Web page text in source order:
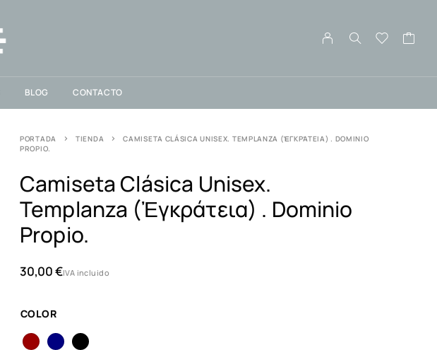
BLOG CONTACTO
PORTADA TIENDA
CAMISETA CLÁSICA UNISEX. TEMPLANZA (ἘΓΚΡΆΤΕΙΑ) . DOMINIO
PROPIO.
Camiseta Clásica Unisex.
Templanza (ἐγκράτεια) . Dominio
Propio.
30,00€IVA incluido
COLOR